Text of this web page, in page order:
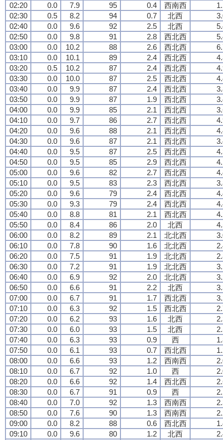
02:20
0.0 7.9 95 0.4 西南西
02:30
0.5 8.2 94 0.7 北西
02:40
0.0 9.6 92 2.5 北西
02:50
0.0 9.8 91 2.8 西北西
03:00
0.0 10.2 88 2.6 西北西
03:10
0.0 10.1 89 2.4 西北西
03:20
0.5 10.2 87 2.4 西北西
03:30
0.0 10.0 87 2.5 西北西
03:40
0.0 9.9 87 2.4 西北西
03:50
0.0 9.9 87 1.9 西北西
04:00
0.0 9.9 85 2.1 西北西
04:10
0.0 9.7 86 2.7 西北西
04:20
0.0 9.6 88 2.1 西北西
04:30
0.0 9.6 87 2.1 西北西
04:40
0.0 9.5 87 2.5 西北西
04:50
0.0 9.5 85 2.9 西北西
05:00
0.0 9.6 82 2.7 西北西
05:10
0.0 9.5 83 2.3 西北西
05:20
0.0 9.6 79 2.4 西北西
05:30
0.0 9.3 79 2.4 西北西
05:40
0.0 8.8 81 2.1 西北西
05:50
0.0 8.4 86 2.0 北西
06:00
0.0 8.2 89 2.1 北北西
06:10
0.0 7.8 90 1.6 北北西
06:20
0.0 7.5 91 1.9 北北西
06:30
0.0 7.2 91 1.9 北北西
06:40
0.0 6.9 92 2.0 北北西
06:50
0.0 6.6 91 2.2 北西
07:00
0.0 6.7 91 1.7 西北西
07:10
0.0 6.3 92 1.5 西北西
07:20
0.0 6.2 93 1.6 北西
07:30
0.0 6.0 93 1.5 北西
07:40
0.0 6.3 93 0.9 西
07:50
0.0 6.1 93 0.7 西北西
08:00
0.0 6.6 93 1.2 西南西
08:10
0.0 6.7 92 1.0 西
08:20
0.0 6.6 92 1.4 西北西
08:30
0.0 6.7 91 0.9 西
08:40
0.0 7.0 92 1.3 西南西
08:50
0.0 7.6 90 1.3 西南西
09:00
0.0 8.2 88 0.6 西北西
09:10
0.0 9.6 80 1.2 北西